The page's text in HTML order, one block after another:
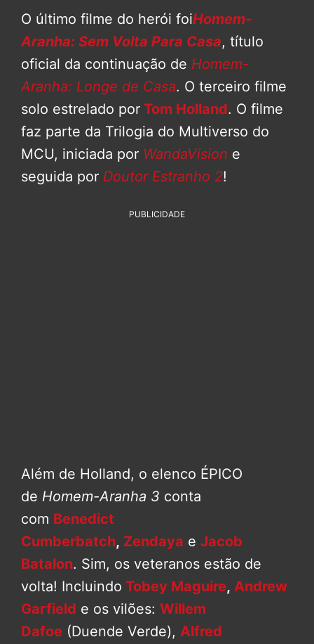
O último filme do herói foiHomem-
Aranha: Sem Volta Para Casa, título
oficial da continuação de Homem-
Aranha: Longe de Casa. O terceiro filme
solo estrelado por Tom Holland. O filme
faz parte da Trilogia do Multiverso do
MCU, iniciada por WandaVision e
seguida por Doutor Estranho 2!
PUBLICIDADE
Além de Holland, o elenco ÉPICO
de Homem-Aranha 3 conta
com Benedict
Cumberbatch, Zendaya e Jacob
Batalon. Sim, os veteranos estão de
volta! Incluindo Tobey Maguire, Andrew
Garfield e os vilões: Willem
Dafoe (Duende Verde), Alfred